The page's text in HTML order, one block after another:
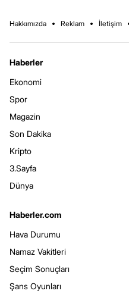
Hakkımızda Reklam İletişim
Haberler
Ekonomi
Spor
Magazin
Son Dakika
Kripto
3.Sayfa
Dünya
Haberler.com
Hava Durumu
Namaz Vakitleri
Seçim Sonuçları
Şans Oyunları